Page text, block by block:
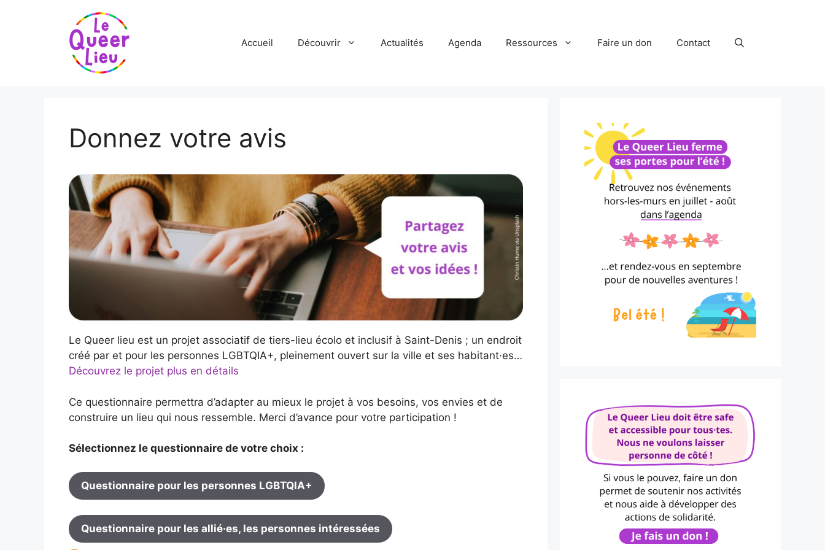
Accueil Découvrir Actualités Agenda Ressources Faire un don Contact
Donnez votre avis
Le Queer lieu est un projet associatif de tiers-lieu écolo et inclusif à Saint-Denis ; un endroit
créé par et pour les personnes LGBTQIA+, pleinement ouvert sur la ville et ses habitant·es…
Découvrez le projet plus en détails
Ce questionnaire permettra d’adapter au mieux le projet à vos besoins, vos envies et de
construire un lieu qui nous ressemble. Merci d’avance pour votre participation !
Sélectionnez le questionnaire de votre choix :
Questionnaire pour les personnes LGBTQIA+
Questionnaire pour les allié·es, les personnes intéressées